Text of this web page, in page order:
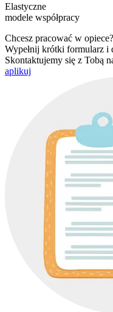
Elastyczne
modele współpracy
Chcesz pracować w opiece?
Wypełnij krótki formularz i
Skontaktujemy się z Tobą
aplikuj